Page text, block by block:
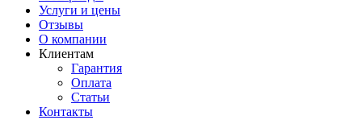
Услуги и цены
Отзывы
О компании
Клиентам
Гарантия
Оплата
Статьи
Контакты